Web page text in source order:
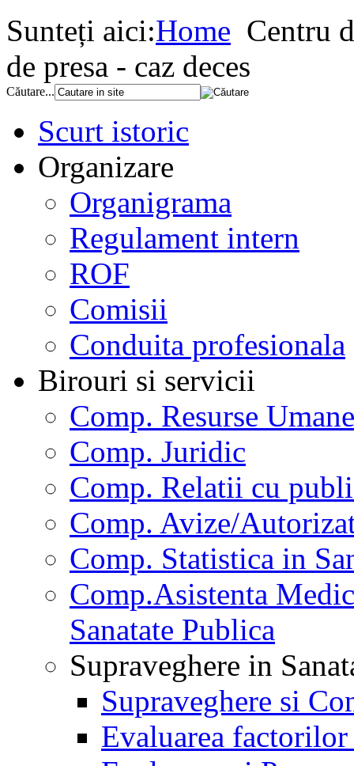
Sunteți aici:Home Centru
de presa - caz deces
Căutare...
Scurt istoric
Organizare
Organigrama
Regulament intern
ROF
Comisii
Conduita profesionala
Birouri si servicii
Comp. Resurse Umane
Comp. Juridic
Comp. Relatii cu
Comp. Avize/
Comp. Statistica in
Comp.Asistenta
Sanatate Publica
Supraveghere in
Supraveghere si
Evaluarea